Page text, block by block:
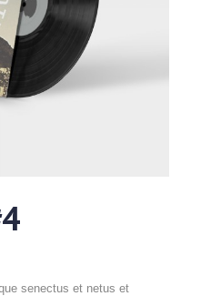
senectus et netus et